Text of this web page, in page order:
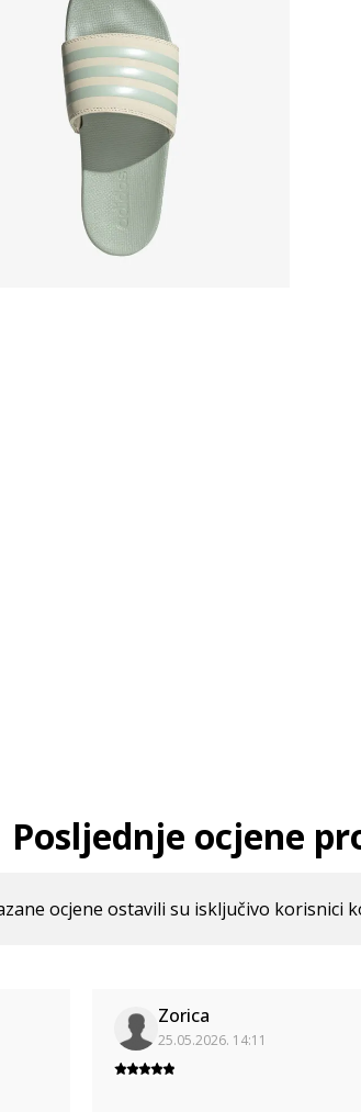
Posljednje ocjene
ocjene ostavili su isključivo korisnici
Zorica
25.05.2026. 14:11